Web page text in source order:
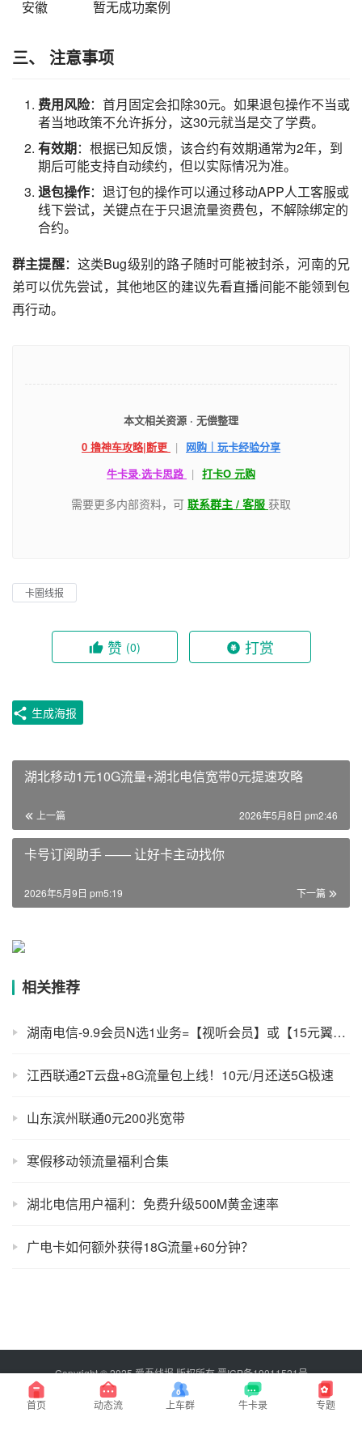
安徽 暂无成功案例
三、 注意事项
费用风险：首月固定会扣除30元。如果退包操作不当或
者当地政策不允许拆分，这30元就当是交了学费。
有效期：根据已知反馈，该合约有效期通常为2年，到
期后可能支持自动续约，但以实际情况为准。
退包操作：退订包的操作可以通过移动APP人工客服或
线下尝试，关键点在于只退流量资费包，不解除绑定的
合约。
群主提醒：这类Bug级别的路子随时可能被封杀，河南的兄
弟可以优先尝试，其他地区的建议先看直播间能不能领到包
再行动。
本文相关资源 · 无偿整理
0 撸神车攻略|断更 |
网购｜玩卡经验分享
牛卡录·选卡思路 | 打卡O 元购
需要更多内部资料，可 联系群主 / 客服 获取
卡圈线报
赞 (0) 打赏
生成海报
湖北移动1元10G流量+湖北电信宽带0元提速攻略
上一篇 2026年5月8日 pm2:46
卡号订阅助手 —— 让好卡主动找你
下一篇
2026年5月9日 pm5:19
相关推荐
湖南电信-9.9会员N选1业务=【视听会员】或【15元翼支付券】
江西联通2T云盘+8G流量包上线！10元/月还送5G极速
山东滨州联通0元200兆宽带
寒假移动领流量福利合集
湖北电信用户福利：免费升级500M黄金速率
广电卡如何额外获得18G流量+60分钟？
Copyright © 2025 爱吾线报 版权所有晋ICP备19011521号
百度搜索：爱吾线报，永不迷路！
首页
动态流 上车群 牛卡录 专题